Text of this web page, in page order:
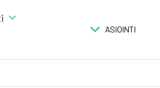
ASIOINTI